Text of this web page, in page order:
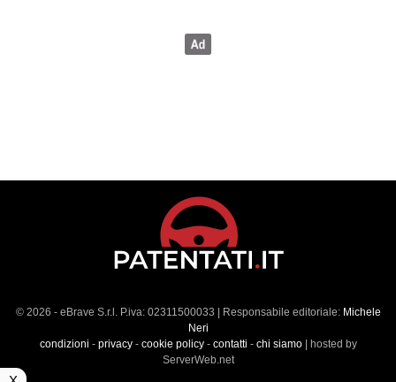
© 2026 - eBrave S.r.l. P.iva: 02311500033 | Responsabile editoriale: Michele
Neri
condizioni - privacy- cookie policy- contatti - chi siamo| hosted by
ServerWeb.net